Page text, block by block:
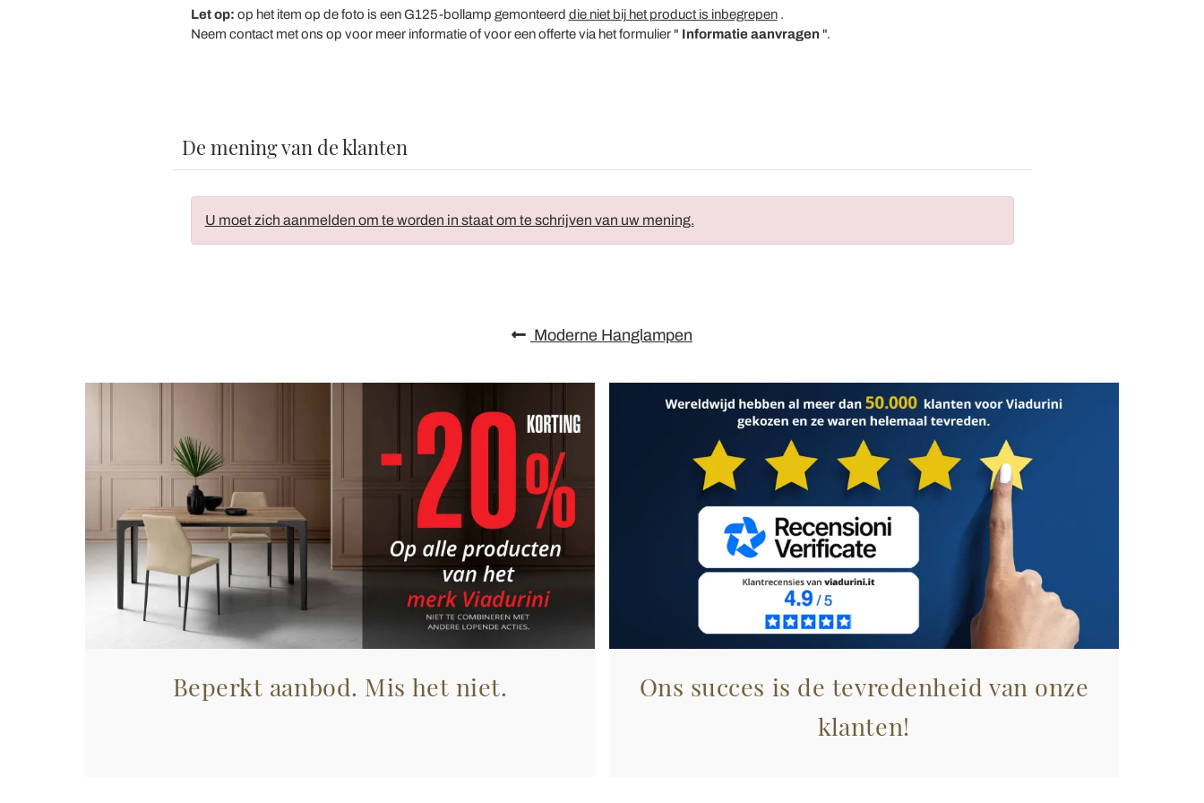
Let op: op het item op de foto is een G125-bollamp gemonteerd die niet bij het product is inbegrepen.
Neem contact met ons op voor meer informatie of voor een offerte via het formulier " Informatie aanvragen ".
De mening van de klanten
U moet zich aanmelden om te worden in staat om te schrijven van uw mening.
Moderne Hanglampen
Beperkt aanbod. Mis het niet.
Ons succes is de tevredenheid van onze
klanten!